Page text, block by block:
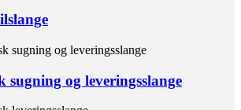
sugning og leveringsslange